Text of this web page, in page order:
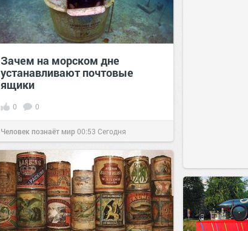
Зачем на морском дне
устанавливают почтовые
ящики
0 0
Человек познаёт мир00:53 Сегодня